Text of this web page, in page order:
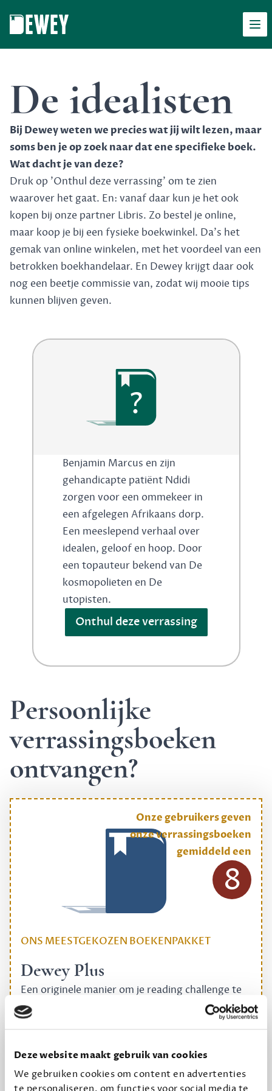
Deze website maakt gebruik van cookies
We gebruiken cookies om content en advertenties
te personaliseren, om functies voor social media te
De idealisten
Bij Dewey weten we precies wat jij wilt lezen, maar
soms ben je op zoek naar dat ene specifieke boek.
Wat dacht je van deze?
Druk op 'Onthul deze verrassing' om te zien
waarover het gaat. En: vanaf daar kun je het ook
kopen bij onze partner Libris. Zo bestel je online,
maar koop je bij een fysieke boekwinkel. Da's het
gemak van online winkelen, met het voordeel van een
betrokken boekhandelaar. En Dewey krijgt daar ook
nog een beetje commissie van, zodat wij mooie tips
kunnen blijven geven.
?
Benjamin Marcus en zijn
gehandicapte patiënt Ndidi
zorgen voor een ommekeer in
een afgelegen Afrikaans dorp.
Een meeslepend verhaal over
idealen, geloof en hoop. Door
een topauteur bekend van De
kosmopolieten en De
utopisten.
Onthul deze verrassing
Persoonlijke
verrassingsboeken
ontvangen?
ONS MEESTGEKOZEN BOEKENPAKKET
Dewey Plus
Een originele manier om je reading challenge te
halen.
12,50 per maand, incl. verzending
Geef cadeau
Onze gebruikers geven
onze verrassingsboeken
gemiddeld een
8